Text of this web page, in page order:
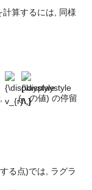
算するには, 同様
,
v_{r}\,}
(
f\,}
の値) の停留
る点)では, ラグラ